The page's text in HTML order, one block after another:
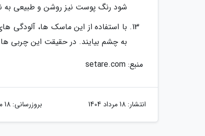
شود رنگ پوست نیز روشن و طبیعی به
با استفاده از این ماسک ها، آلودگی
به چشم بیایند. در حقیقت این چربی
منبع: setare.com
انتشار: 18 مرداد 1404 بروزرسانی: 18 مرداد 1404